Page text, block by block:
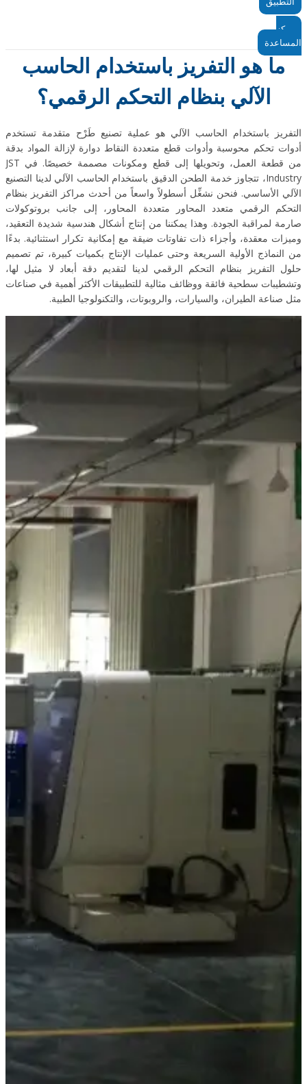
مركز
المساعدة
ما هو التفريز باستخدام الحاسب
الآلي بنظام التحكم الرقمي؟
التفريز باستخدام الحاسب الآلي هو عملية تصنيع طَرْح متقدمة تستخدم
أدوات تحكم محوسبة وأدوات قطع متعددة النقاط دوارة لإزالة المواد بدقة
من قطعة العمل، وتحويلها إلى قطع ومكونات مصممة خصيصًا. في JST
Industry، تتجاوز خدمة الطحن الدقيق باستخدام الحاسب الآلي لدينا التصنيع
الآلي الأساسي. فنحن نشغِّل أسطولاً واسعاً من أحدث مراكز التفريز بنظام
التحكم الرقمي متعدد المحاور متعددة المحاور، إلى جانب بروتوكولات
صارمة لمراقبة الجودة. وهذا يمكننا من إنتاج أشكال هندسية شديدة التعقيد،
وميزات معقدة، وأجزاء ذات تفاوتات ضيقة مع إمكانية تكرار استثنائية. بدءًا
من النماذج الأولية السريعة وحتى عمليات الإنتاج بكميات كبيرة، تم تصميم
حلول التفريز بنظام التحكم الرقمي لدينا لتقديم دقة أبعاد لا مثيل لها،
وتشطيبات سطحية فائقة ووظائف مثالية للتطبيقات الأكثر أهمية في صناعات
مثل صناعة الطيران، والسيارات، والروبوتات، والتكنولوجيا الطبية.